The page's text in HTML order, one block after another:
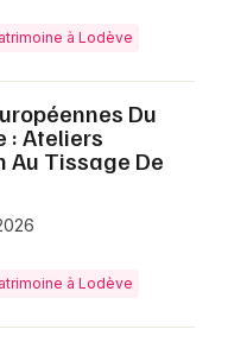
à Lodève
Du
: Ateliers
Au Tissage De
à Lodève